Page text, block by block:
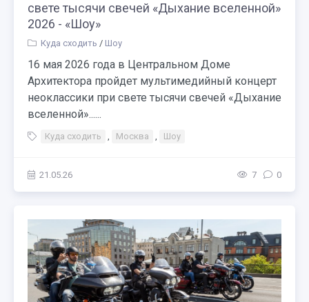
свете тысячи свечей «Дыхание вселенной»
2026 - «Шоу»
Куда сходить / Шоу
16 мая 2026 года в Центральном Доме
Архитектора пройдет мультимедийный концерт
неоклассики при свете тысячи свечей «Дыхание
вселенной»......
Куда сходить , Москва , Шоу
21.05.26 7 0